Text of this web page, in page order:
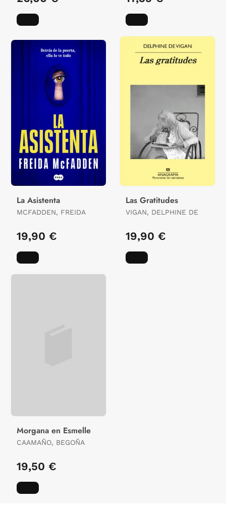
La Asistenta
MCFADDEN, FREIDA
19,90 €
Las Gratitudes
VIGAN, DELPHINE DE
19,90 €
Morgana en Esmelle
CAAMAÑO, BEGOÑA
19,50 €